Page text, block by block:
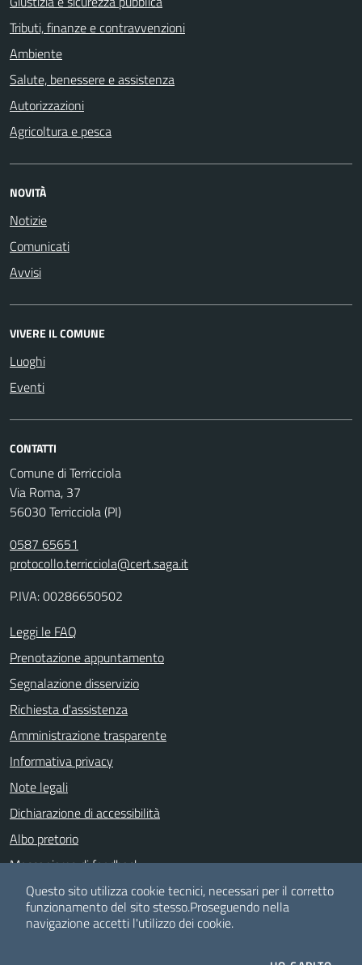
Tributi, finanze e contravvenzioni
Ambiente
Salute, benessere e assistenza
Autorizzazioni
Agricoltura e pesca
NOVITÀ
Notizie
Comunicati
Avvisi
VIVERE IL COMUNE
Luoghi
Eventi
CONTATTI
Comune di Terricciola
Via Roma, 37
56030 Terricciola (PI)
0587 65651
protocollo.terricciola@cert.saga.it
P.IVA: 00286650502
Leggi le FAQ
Prenotazione appuntamento
Segnalazione disservizio
Richiesta d'assistenza
Amministrazione trasparente
Informativa privacy
Note legali
Dichiarazione di accessibilità
Albo pretorio
Meccanismo di feedback
Piano di Miglioramento dei servizi
Questo sito utilizza cookie tecnici, necessari per il corretto
funzionamento del sito stesso.Proseguendo nella
navigazione accetti l'utilizzo dei cookie.